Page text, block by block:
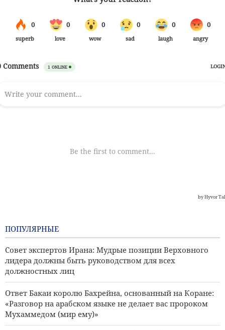
ПОПУЛЯРНЫЕ
Совет экспертов Ирана: Мудрые позиции Верховного
лидера должны быть руководством для всех
должностных лиц
Ответ Бакаи королю Бахрейна, основанный на Коране:
«Разговор на арабском языке не делает вас пророком
Мухаммедом (мир ему)»